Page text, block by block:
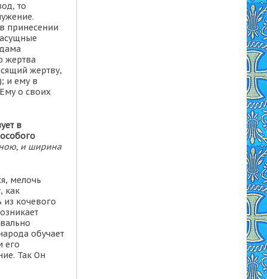
то
принесении
жертва
жертву,
и ему в
о своих
в
и ширина
мелочь
как
кочевого
обучает
его
Так Он